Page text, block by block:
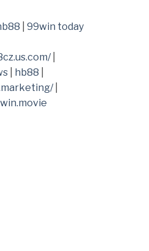
Campuchia?
HLV
Lampard
99win today
|
hb88
|